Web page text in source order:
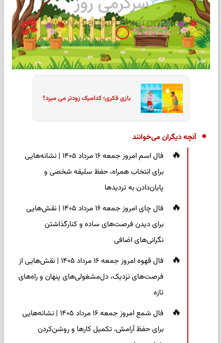
بازی فکری؛ کدامیک زودتر می میرد؟
آنچه دیگران می‌خوانند
فال اسم امروز جمعه ۱۶ مرداد ۱۴۰۵ | نشانه‌هایی
برای انتخاب همراه، حفظ سلیقه شخصی و
پایان‌دادن به تردیدها
فال چای امروز جمعه ۱۶ مرداد ۱۴۰۵ | نقش‌هایی
برای دیدن فرصت‌های ساده و کنارگذاشتن
نگرانی‌های اضافی
فال قهوه امروز جمعه ۱۶ مرداد ۱۴۰۵ | نقش‌هایی از
فرصت‌های نزدیک، دل‌مشغولی‌های پنهان و راه‌های
تازه
فال شمع امروز جمعه ۱۶ مرداد ۱۴۰۵ | نشانه‌هایی
برای حفظ آرامش، تکمیل کارها و روشن‌کردن